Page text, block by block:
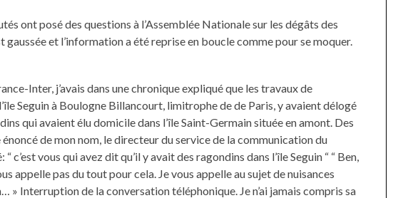
ont posé des questions à l’Assemblée Nationale sur les dégâts des
gaussée et l’information a été reprise en boucle comme pour se moquer.
Inter, j’avais dans une chronique expliqué que les travaux de
Seguin à Boulogne Billancourt, limitrophe de de Paris, y avaient délogé
qui avaient élu domicile dans l’île Saint-Germain située en amont. Des
de mon nom, le directeur du service de la communication du
c’est vous qui avez dit qu’il y avait des ragondins dans l’île Seguin “ “ Ben,
appelle pas du tout pour cela. Je vous appelle au sujet de nuisances
» Interruption de la conversation téléphonique. Je n’ai jamais compris sa